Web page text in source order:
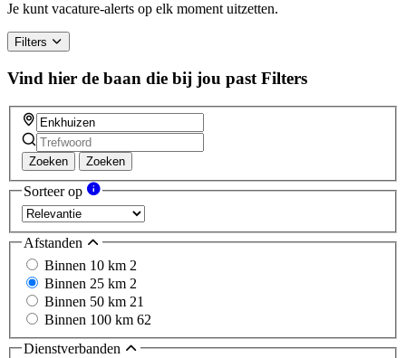
Je kunt vacature-alerts op elk moment uitzetten.
Filters
Vind hier de baan die bij jou past Filters
Zoeken Zoeken
Sorteer op
Afstanden
Binnen 10 km 2
Binnen 25 km 2
Binnen 50 km 21
Binnen 100 km 62
Dienstverbanden